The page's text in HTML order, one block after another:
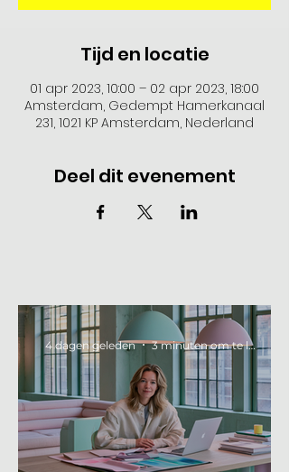
Tijd en locatie
01 apr 2023, 10:00 – 02 apr 2023, 18:00
Amsterdam, Gedempt Hamerkanaal
231, 1021 KP Amsterdam, Nederland
Deel dit evenement
4 dagen geleden 3 minuten om te lezen